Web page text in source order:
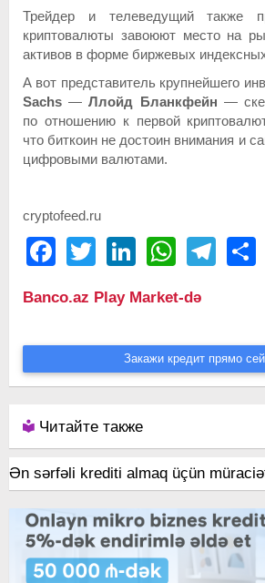
Трейдер и телеведущий также
криптовалюты завоюют место на
активов в форме биржевых
А вот представитель крупнейшего
Sachs —Ллойд Бланкфейн —
по отношению к первой
что биткоин не достоин внимания и
цифровыми валютами.
cryptofeed.ru
FacebookTwitter LinkedIn WhatsAppTelegram
Banco.az Play Market-də
Закажи кредит прямо
Читайте также
Ən sərfəli krediti almaq üçün